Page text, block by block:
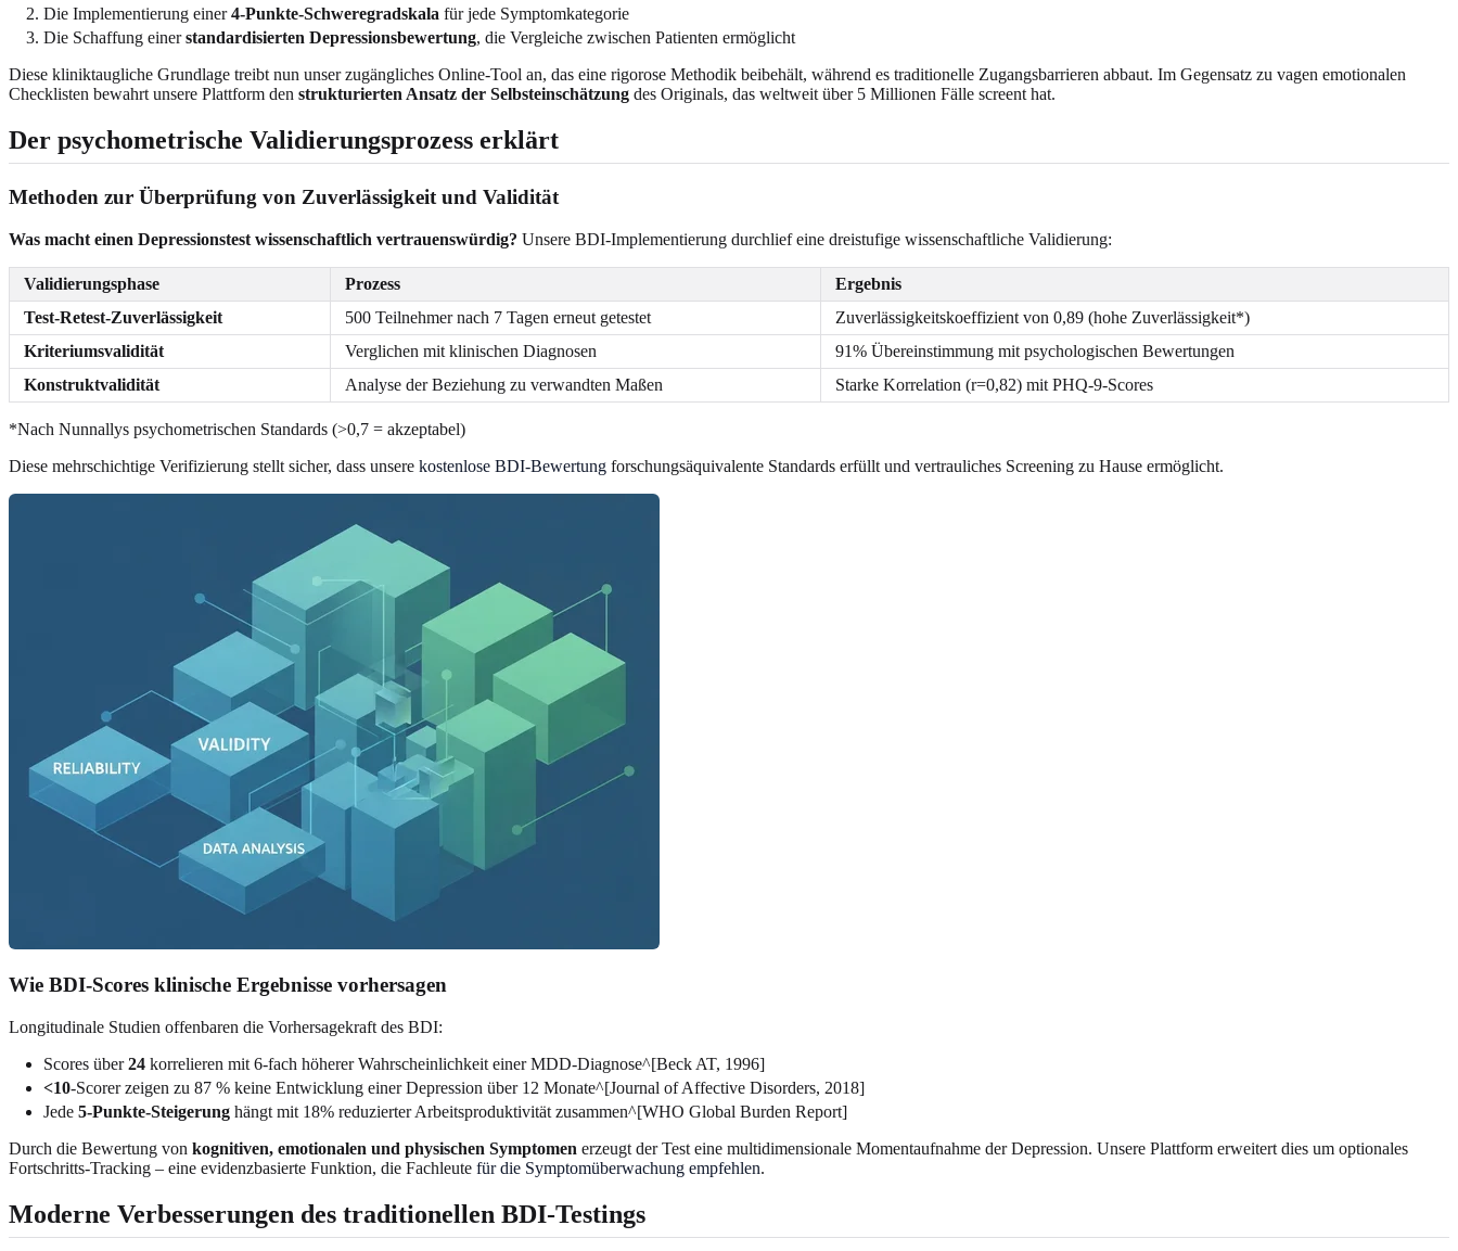
Die Implementierung einer4-Punkte-Schweregradskala für jede Symptomkategorie
Die Schaffung einerstandardisierten Depressionsbewertung, die Vergleiche zwischen Patienten ermöglicht
Diese kliniktaugliche Grundlage treibt nun unser zugängliches Online-Tool an, das eine rigorose Methodik beibehält, während es traditionelle Zugangsbarrieren abbaut. Im Gegensatz zu vagen emotionalen
Checklisten bewahrt unsere Plattform den strukturierten Ansatz der Selbsteinschätzung des Originals, das weltweit über 5 Millionen Fälle screent hat.
Der psychometrische Validierungsprozess erklärt
Methoden zur Überprüfung von Zuverlässigkeit und Validität
Was macht einen Depressionstest wissenschaftlich vertrauenswürdig? Unsere BDI-Implementierung durchlief eine dreistufige wissenschaftliche Validierung:
Validierungsphase Prozess
Ergebnis
Test-Retest-Zuverlässigkeit
500 Teilnehmer nach 7 Tagen erneut getestet
Zuverlässigkeitskoeffizient von 0,89 (hohe Zuverlässigkeit*)
Kriteriumsvalidität
Verglichen mit klinischen Diagnosen
91% Übereinstimmung mit psychologischen Bewertungen
Konstruktvalidität
Analyse der Beziehung zu verwandten Maßen Starke Korrelation (r=0,82) mit PHQ-9-Scores
*Nach Nunnallys psychometrischen Standards (>0,7 = akzeptabel)
Diese mehrschichtige Verifizierung stellt sicher, dass unsere kostenlose BDI-Bewertung forschungsäquivalente Standards erfüllt und vertrauliches Screening zu Hause ermöglicht.
Wie BDI-Scores klinische Ergebnisse vorhersagen
Longitudinale Studien offenbaren die Vorhersagekraft des BDI:
Scores über24 korrelieren mit 6-fach höherer Wahrscheinlichkeit einer MDD-Diagnose^[Beck AT, 1996]
<10-Scorer zeigen zu 87 % keine Entwicklung einer Depression über 12 Monate^[Journal of Affective Disorders, 2018]
Jede 5-Punkte-Steigerung hängt mit 18% reduzierter Arbeitsproduktivität zusammen^[WHO Global Burden Report]
Durch die Bewertung von kognitiven, emotionalen und physischen Symptomen erzeugt der Test eine multidimensionale Momentaufnahme der Depression. Unsere Plattform erweitert dies um optionales
Fortschritts-Tracking – eine evidenzbasierte Funktion, die Fachleute für die Symptomüberwachung empfehlen.
Moderne Verbesserungen des traditionellen BDI-Testings